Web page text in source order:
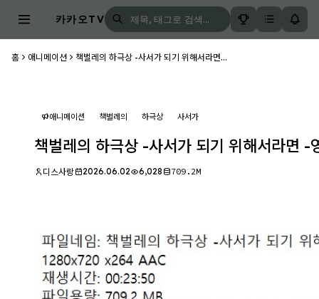
카카오TV
홈 애니메이션 책벌레의 하극상 -사서가 되기 위해서라면...
애니메이션 책벌레의 하극상 사서가
책벌레의 하극상 -사서가 되기 위해서라면
디스사랑 2026.06.02 6,028 709.2M